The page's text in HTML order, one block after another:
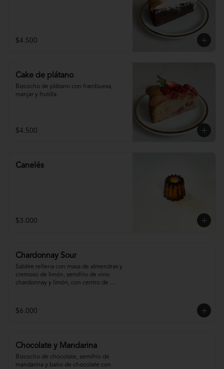
$4.500
Cake de plátano
Bizcocho de plátano con frambuesa,
manjar y frutilla
$4.500
Canelés
$3.000
Chardonnay Sour
Sablée rellena con masa de almendras y
cremoso de limón, semifrío de vino
chardonnay y limón, con centro de
$6.000
Chocolate y Mandarina
Bizcocho de chocolate, semifrío de
mandarina y baño de chocolate con